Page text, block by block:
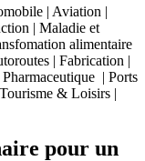
| Aviation |
| Maladie et
alimentaire
| Fabrication |
| Ports
& Loisirs |
pour un